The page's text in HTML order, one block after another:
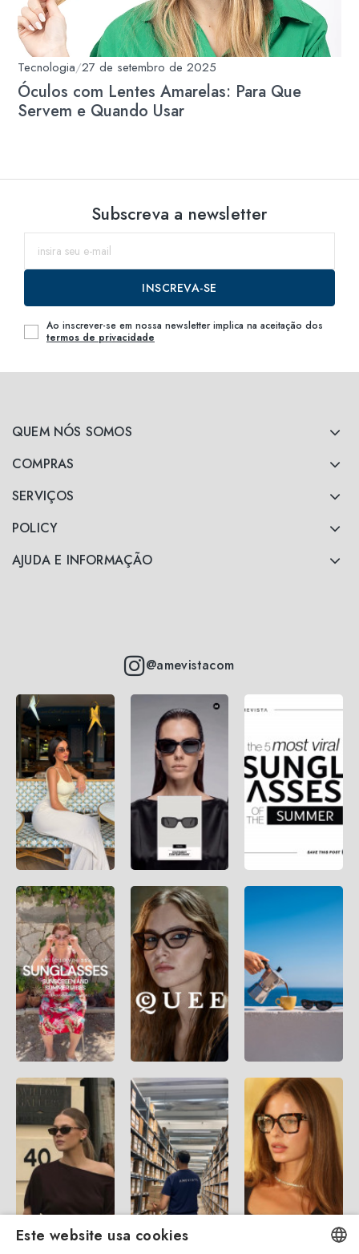
Tecnologia/27 de setembro de 2025
Óculos com Lentes Amarelas: Para Que
Servem e Quando Usar
QUEM NÓS SOMOS
COMPRAS
SERVIÇOS
POLICY
AJUDA E INFORMAÇÃO
@amevistacom
Subscreva a newsletter
INSCREVA-SE
Ao inscrever-se em nossa newsletter implica na aceitação dos
termos de privacidade
Este website usa cookies